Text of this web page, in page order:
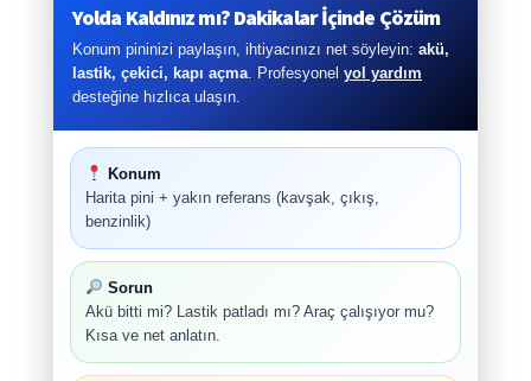
Yolda Kaldınız mı? Dakikalar İçinde Çözüm
Konum pininizi paylaşın, ihtiyacınızı net söyleyin: akü,
lastik, çekici, kapı açma . Profesyonel yol yardım
desteğine hızlıca ulaşın.
Konum
Harita pini + yakın referans (kavşak, çıkış,
benzinlik)
Sorun
Akü bitti mi? Lastik patladı mı? Araç çalışıyor mu?
Kısa ve net anlatın.